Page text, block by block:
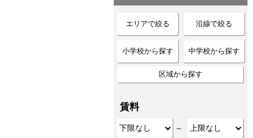
エリアで絞る 沿線で絞る
小学校から探す 中学校から探す
区域から探す
賃料
～